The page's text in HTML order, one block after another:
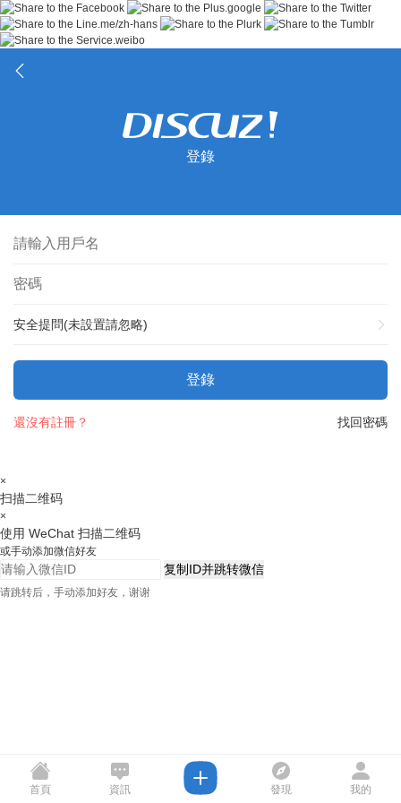
登錄
安全提問(未設置請忽略)
登錄
找回密碼
還沒有註冊？
×
扫描二维码
×
使用 WeChat 扫描二维码
或手动添加微信好友
复制ID并跳转微信
请跳转后，手动添加好友，谢谢
首頁 資訊 發現 我的